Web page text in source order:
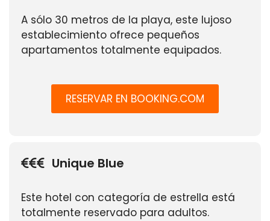
A sólo 30 metros de la playa, este lujoso
establecimiento ofrece pequeños
apartamentos totalmente equipados.
RESERVAR EN BOOKING.COM
Unique Blue
Este hotel con categoría de estrella está
totalmente reservado para adultos.